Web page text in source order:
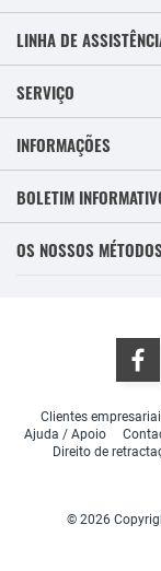
LINHA DE
SERVIÇO
INFORMAÇÕES
BOLETIM
OS NOSSOS
Clientes
Ajuda / Apoio
Direito de
© 2026